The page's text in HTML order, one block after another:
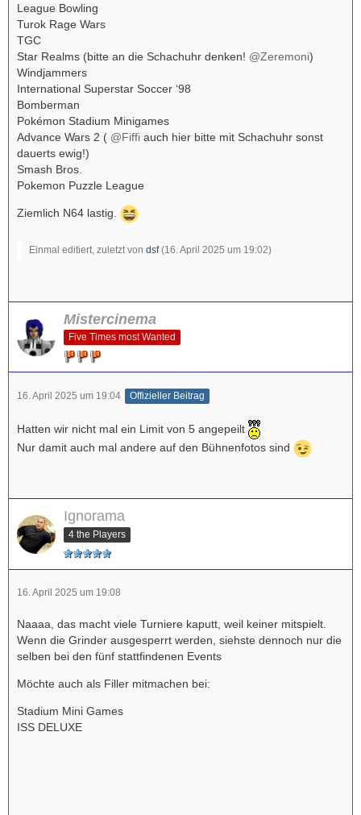
League Bowling
Turok Rage Wars
TGC
Star Realms (bitte an die Schachuhr denken! @Zeremoni)
Windjammers
International Superstar Soccer ‘98
Bomberman
Pokémon Stadium Minigames
Advance Wars 2 ( @Fiffi auch hier bitte mit Schachuhr sonst
dauerts ewig!)
Smash Bros.
Pokemon Puzzle League
Ziemlich N64 lastig.
Einmal editiert, zuletzt von dsf(16. April 2025 um 19:02)
Mistercinema
Five Times most Wanted
16. April 2025 um 19:04 Offizieller Beitrag
Hatten wir nicht mal ein Limit von 5 angepeilt
Nur damit auch mal andere auf den Bühnenfotos sind
Ignorama
4 the Players
16. April 2025 um 19:08
Naaaa, das macht viele Turniere kaputt, weil keiner mitspielt.
Wenn die Grinder ausgesperrt werden, siehste dennoch nur die
selben bei den fünf stattfindenen Events
Möchte auch als Filler mitmachen bei:
Stadium Mini Games
ISS DELUXE